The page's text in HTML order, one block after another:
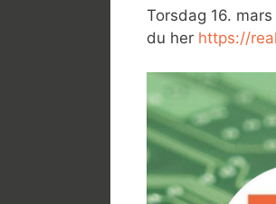
Torsdag 16.
du her https://